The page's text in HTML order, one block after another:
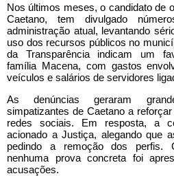
Nos últimos meses, o candidato de
Caetano, tem divulgado
administração atual, levantando
uso dos recursos públicos no
da Transparência indicam um
família Macena, com gastos
veículos e salários de servidores
As denúncias geraram
simpatizantes de Caetano a
redes sociais. Em resposta, a
acionado a Justiça, alegando que
pedindo a remoção dos perfis.
nenhuma prova concreta foi
acusações.